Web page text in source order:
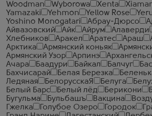
Woodman
Wyborowa Xenta
Yamazaki
Yehmon Yellow Rose
Yoshino Monogatari
Абрау-Дюрсо
Айвазовский
Айк Айрум Алаверди
Хлебников
Аракел Аратес Араш
Арктика
Армянский коньяк
Армянский Узор
Арпинэ
Ачара
Баадури Байкал Балчуг
Бахчисарай
Белая Березка
Ледяная
БелорусскаЯ Белуга
Белый Барс
Белый лёд Берикони
Бугульма
Бульбашъ Вакцина
Гжелка
Голубое Озеро Городок